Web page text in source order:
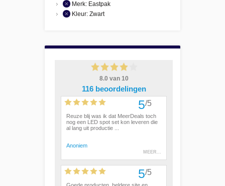
Merk: Eastpak
Kleur: Zwart